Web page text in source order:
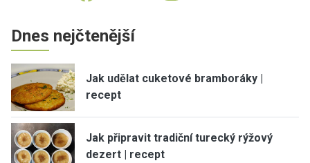
Dnes nejčtenější
Jak udělat cuketové bramboráky |
recept
Jak připravit tradiční turecký rýžový
dezert | recept